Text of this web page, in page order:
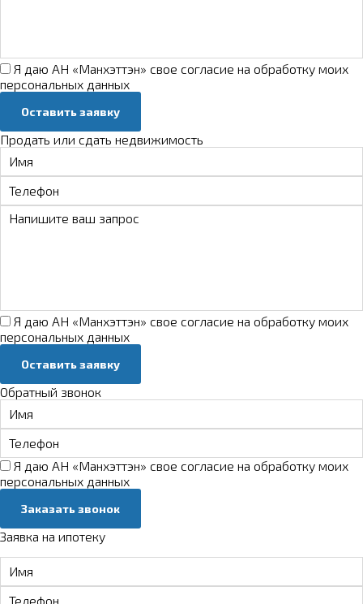
Я даю АН «Манхэттэн» свое согласие на обработку моих
персональных данных
Оставить заявку
Продать или сдать недвижимость
Я даю АН «Манхэттэн» свое согласие на обработку моих
персональных данных
Оставить заявку
Обратный звонок
Я даю АН «Манхэттэн» свое согласие на обработку моих
персональных данных
Заказать звонок
Заявка на ипотеку